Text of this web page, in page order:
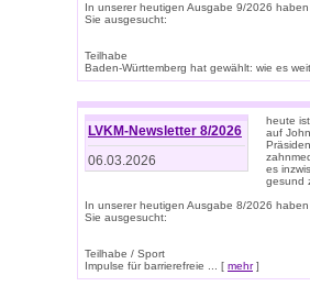
In unserer heutigen Ausgabe 9/2026
Sie ausgesucht:
Teilhabe
Baden-Württemberg hat gewählt: wie es
LVKM-Newsletter 8/2026
06.03.2026
heute
auf
es
gesund
In unserer heutigen Ausgabe 8/2026
Sie ausgesucht:
Teilhabe / Sport
Impulse für barrierefreie ... [ mehr]